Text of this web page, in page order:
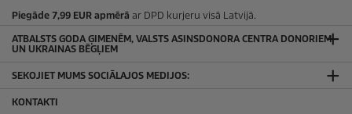
Piegāde 7,99 EUR apmērā ar DPD kurjeru visā Latvijā.
ATBALSTS GODA ĢIMENĒM, VALSTS ASINSDONORA CENTRA DONORIEM
UN UKRAINAS BĒGĻIEM
SEKOJIET MUMS SOCIĀLAJOS MEDIJOS:
KONTAKTI